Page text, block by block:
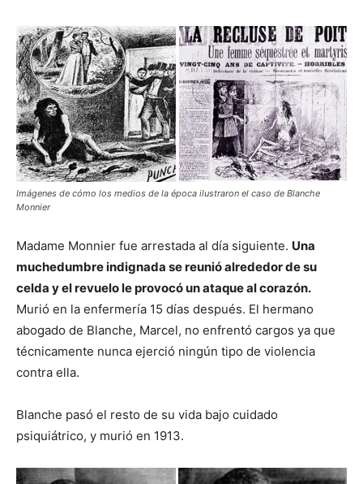
Imágenes de cómo los medios de la época ilustraron el caso de Blanche
Monnier
Madame Monnier fue arrestada al día siguiente. Una
muchedumbre indignada se reunió alrededor de su
celda y el revuelo le provocó un ataque al corazón.
Murió en la enfermería 15 días después. El hermano
abogado de Blanche, Marcel, no enfrentó cargos ya que
técnicamente nunca ejerció ningún tipo de violencia
contra ella.
Blanche pasó el resto de su vida bajo cuidado
psiquiátrico, y murió en 1913.